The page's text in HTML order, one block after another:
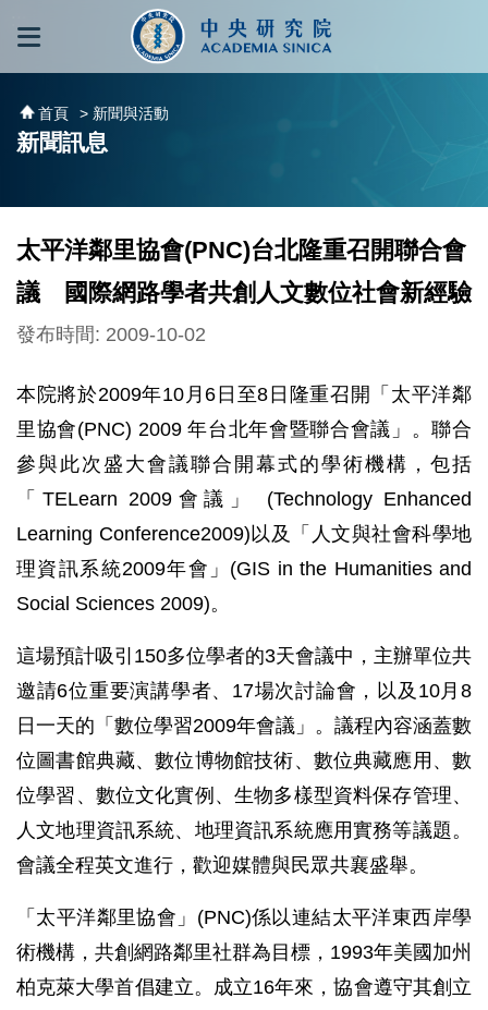
跳到主要內容區塊
首頁 > 新聞與活動
新聞訊息
太平洋鄰里協會(PNC)台北隆重召開聯合會
議 國際網路學者共創人文數位社會新經驗
發布時間: 2009-10-02
本院將於2009年10月6日至8日隆重召開「太平洋鄰
里協會(PNC) 2009 年台北年會暨聯合會議」。聯合
參與此次盛大會議聯合開幕式的學術機構，包括
「TELearn 2009會議」 (Technology Enhanced
Learning Conference2009)以及「人文與社會科學地
理資訊系統2009年會」(GIS in the Humanities and
Social Sciences 2009)。
這場預計吸引150多位學者的3天會議中，主辦單位共
邀請6位重要演講學者、17場次討論會，以及10月8
日一天的「數位學習2009年會議」。議程內容涵蓋數
位圖書館典藏、數位博物館技術、數位典藏應用、數
位學習、數位文化實例、生物多樣型資料保存管理、
人文地理資訊系統、地理資訊系統應用實務等議題。
會議全程英文進行，歡迎媒體與民眾共襄盛舉。
「太平洋鄰里協會」(PNC)係以連結太平洋東西岸學
術機構，共創網路鄰里社群為目標，1993年美國加州
柏克萊大學首倡建立。成立16年來，協會遵守其創立